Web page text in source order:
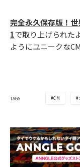
完全永久保存版！
1で取り上げられた
ようにユニークな
TAGS CM